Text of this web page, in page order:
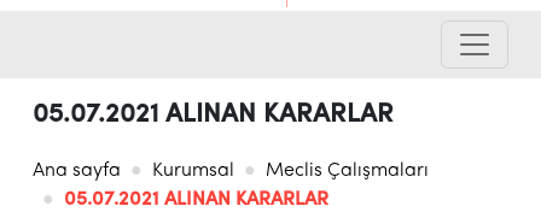
05.07.2021 ALINAN KARARLAR
Ana sayfa Kurumsal
Meclis Çalışmaları
05.07.2021 ALINAN KARARLAR